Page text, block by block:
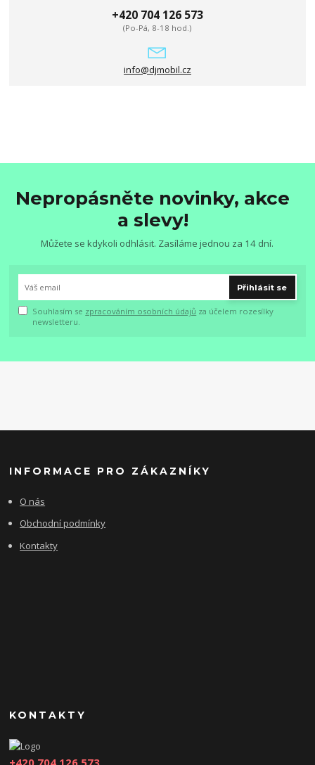
+420 704 126 573
(Po-Pá, 8-18 hod.)
info@djmobil.cz
Nepropásněte novinky, akce
a slevy!
Můžete se kdykoli odhlásit. Zasíláme jednou za 14 dní.
Přihlásit se
Souhlasím se zpracováním osobních údajů za účelem rozesílky
newsletteru.
INFORMACE PRO ZÁKAZNÍKY
O nás
Obchodní podmínky
Kontakty
KONTAKTY
+420 704 126 573